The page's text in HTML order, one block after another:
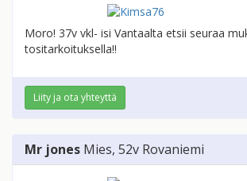
Moro! 37v vkl- isi Vantaalta etsii seuraa
tositarkoituksella!!
Liity ja ota yhteyttä
Mr jones Mies, 52v Rovaniemi